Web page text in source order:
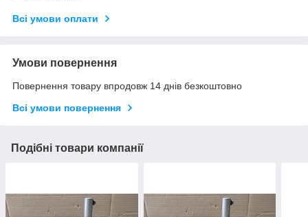
Всі умови оплати
Умови повернення
Повернення товару впродовж 14 днів безкоштовно
Всі умови повернення
Подібні товари компанії